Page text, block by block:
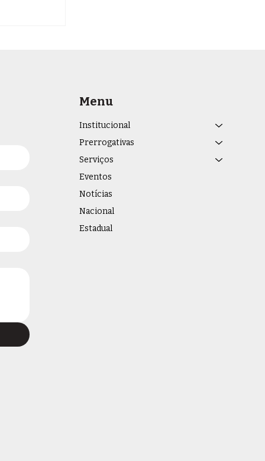
Menu
Institucional
Prerrogativas
Serviços
Eventos
Notícias
Nacional
Estadual